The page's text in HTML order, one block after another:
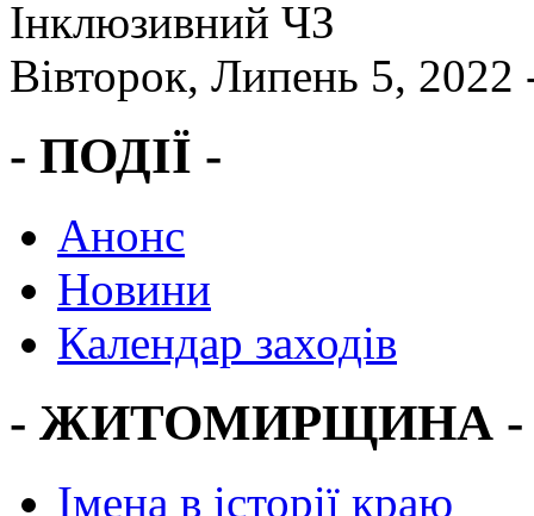
Інклюзивний ЧЗ
Вівторок, Липень 5,
- ПОДІЇ -
Анонс
Новини
Календар заходів
- ЖИТОМИРЩИНА -
Імена в історії краю